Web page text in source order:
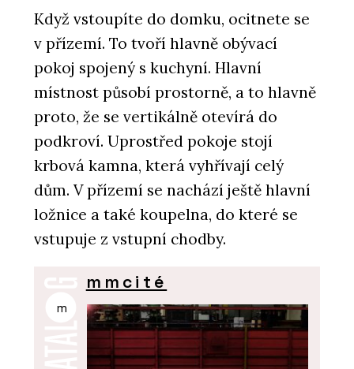
Když vstoupíte do domku, ocitnete se
v přízemí. To tvoří hlavně obývací
pokoj spojený s kuchyní. Hlavní
místnost působí prostorně, a to hlavně
proto, že se vertikálně otevírá do
podkroví. Uprostřed pokoje stojí
krbová kamna, která vyhřívají celý
dům. V přízemí se nachází ještě hlavní
ložnice a také koupelna, do které se
vstupuje z vstupní chodby.
m
mmcité